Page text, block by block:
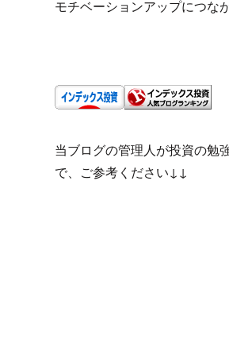
モチベーションアップにつな
当ブログの管理人が投資の勉
で、ご参考ください↓↓